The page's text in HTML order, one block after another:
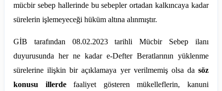
mücbir sebep hallerinde bu sebepler ortadan kalkıncaya kadar
sürelerin işlemeyeceği hüküm altına alınmıştır.
GİB tarafından 08.02.2023 tarihli Mücbir Sebep ilanı
duyurusunda her ne kadar e-Defter Beratlarının yüklenme
sürelerine ilişkin bir açıklamaya yer verilmemiş olsa da söz
konusu illerdefaaliyet gösteren mükelleflerin, kanuni